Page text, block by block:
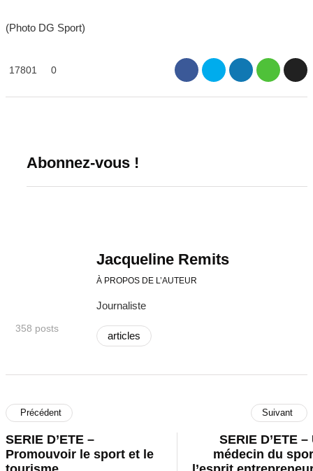
(Photo DG Sport)
17801 0
Abonnez-vous !
358 posts
Jacqueline Remits
À PROPOS DE L’AUTEUR
Journaliste
articles
Précédent
SERIE D’ETE –
Promouvoir le sport et le
Suivant
SERIE D’ETE –
médecin du